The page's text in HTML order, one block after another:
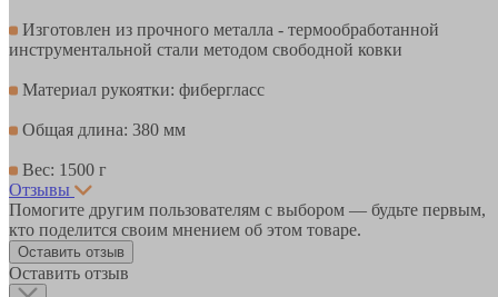
Изготовлен из прочного металла - термообработанной
инструментальной стали методом свободной ковки
Материал рукоятки: фибергласс
Общая длина: 380 мм
Вес: 1500 г
Отзывы
Помогите другим пользователям с выбором — будьте первым,
кто поделится своим мнением об этом товаре.
Оставить отзыв
Оставить отзыв